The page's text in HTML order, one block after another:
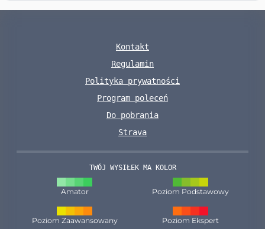
Kontakt
Regulamin
Polityka prywatności
Program poleceń
Do pobrania
Strava
TWÓJ WYSIŁEK MA KOLOR
Amator Poziom Podstawowy
Poziom Zaawansowany Poziom Ekspert